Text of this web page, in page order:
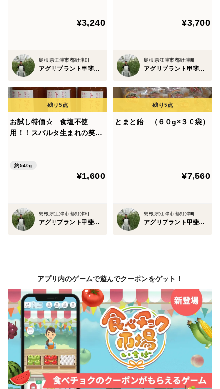
¥3,240
島根県江津市都野津町
アグリプラント甲斐の木
¥3,700
島根県江津市都野津町
アグリプラント甲斐の木
お試し特価☆ 食塩不使
用！！スパルタ生まれの笑ち
約540g
¥1,600
島根県江津市都野津町
アグリプラント甲斐の木
とまと飴 （６０g×３０袋）
¥7,560
島根県江津市都野津町
アグリプラント甲斐の木
アプリ内のゲームで遊んでクーポンをゲット！